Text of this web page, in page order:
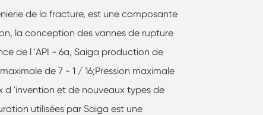
de la fracture, est une composante
la conception des vannes de rupture
de l 'API - 6a, Saiga production de
de 7 - 1 / 16;Pression maximale
'invention et de nouveaux types de
utilisées par Saiga est une